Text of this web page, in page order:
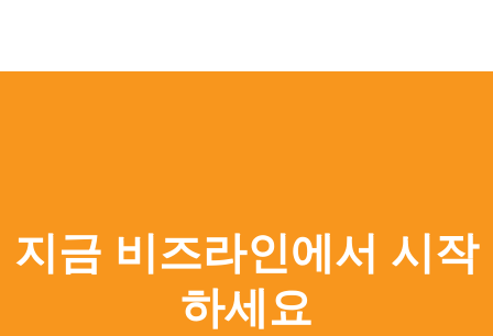
지금 비즈라인에서 시작
하세요